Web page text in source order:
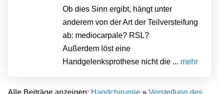
Ob dies Sinn ergibt, hängt unter
anderem von der Art der Teilversteifung
ab: mediocarpale? RSL?
Außerdem löst eine
Handgelenksprothese nicht die ... mehr